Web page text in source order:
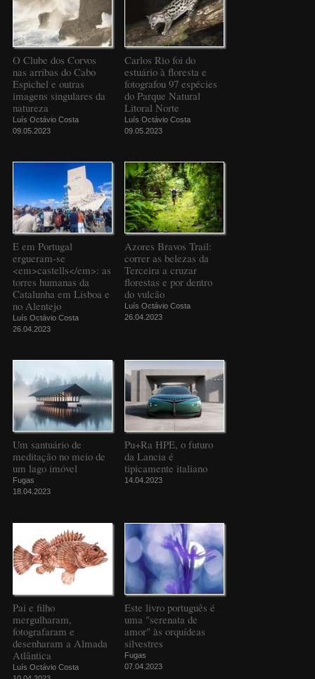
O Clube dos Corvos
nas arribas do Cabo
Espichel e outras
imagens singulares da
natureza
Luís Octávio Costa
09.05.2023
Carlos Rio foi do
estuário à floresta e
fotografou 97 espécies
do Parque Natural
Litoral Norte
Luís Octávio Costa
09.05.2023
E em Portugal
ergueram-se
<em>castells</em>: as
torres humanas da
Catalunha em Lisboa e
no Alentejo
Luís Octávio Costa
26.04.2023
Azores Bravos Trail:
correr as belezas da
Terceira a cruzar
florestas e por dentro
do vulcão
Luís Octávio Costa
26.04.2023
Um santuário de
meditação no meio de
um lago imóvel
Fugas
18.04.2023
Pu+Ra HPE, o futuro
da Lancia é
tipicamente italiano
14.04.2023
Pai e filho
mergulharam,
fotografaram e
desenharam a Almada
Atlântica
Luís Octávio Costa
Este livro português é
uma "serenata de
amor" às orquídeas
silvestres
Fugas
07.04.2023